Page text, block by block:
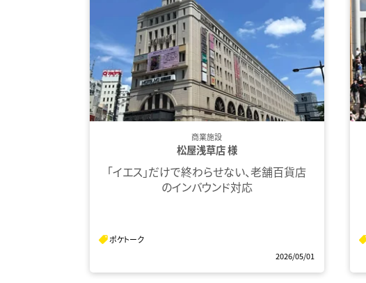
商業施設
松屋浅草店 様
「イエス」だけで終わらせない、老舗百貨店
のインバウンド対応
ポケトーク
2026/05/01